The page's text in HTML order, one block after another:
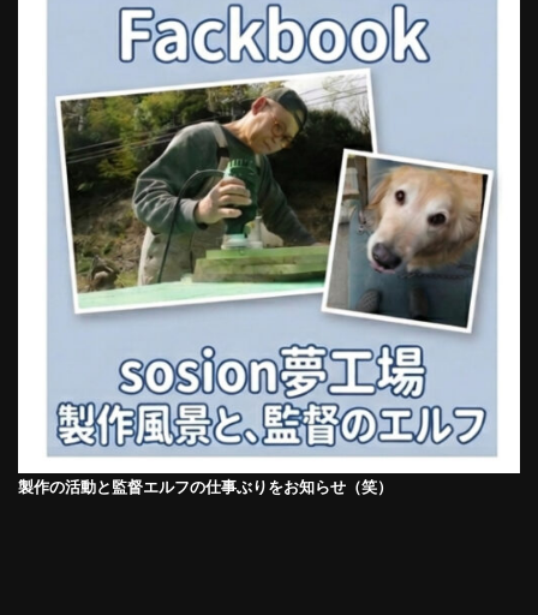
製作の活動と監督エルフの仕事ぶりをお知らせ（笑）